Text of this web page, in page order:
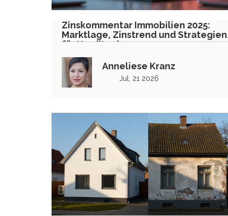
Zinskommentar Immobilien 2025:
Marktlage, Zinstrend und Strategien
für Kreditnehmer
Anneliese Kranz
Jul, 21 2026